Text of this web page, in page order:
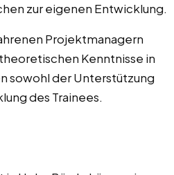
zur eigenen Entwicklung.
Projektmanagern
Kenntnisse in
sowohl der Unterstützung
des Trainees.